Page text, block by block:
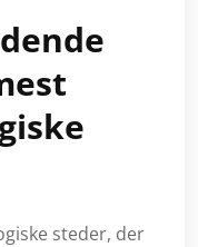
steder, der